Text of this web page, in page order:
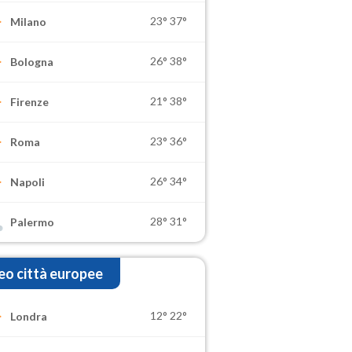
Milano 23° 37°
Bologna 26° 38°
Firenze 21° 38°
Roma 23° 36°
Napoli 26° 34°
Palermo 28° 31°
città europee
Londra 12° 22°